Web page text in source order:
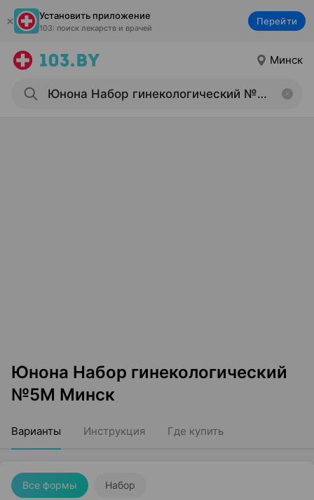
Установить приложение
103: поиск лекарств и врачей
Перейти
Минск
Юнона Набор гинекологический
№5М Минск
Варианты Инструкция Где купить
Все формы Набор